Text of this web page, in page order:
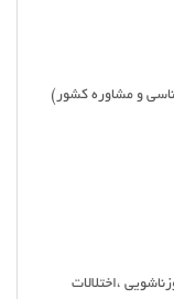
و مشاوره کشور)
،اختلالات